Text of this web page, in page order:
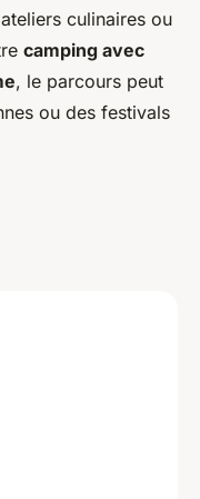
culinaires ou
camping avec
, le parcours peut
ou des festivals